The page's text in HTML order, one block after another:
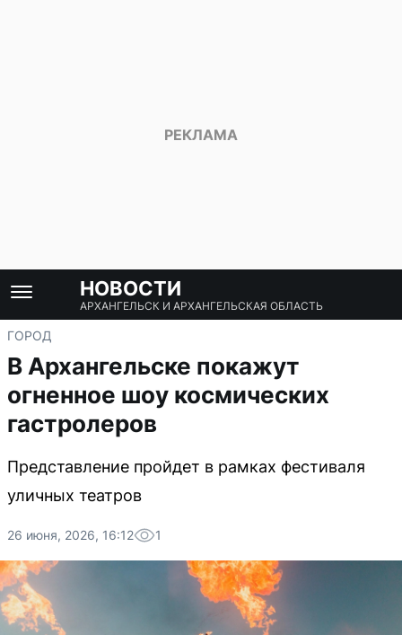
НОВОСТИ
АРХАНГЕЛЬСК И АРХАНГЕЛЬСКАЯ ОБЛАСТЬ
ГОРОД
В Архангельске покажут
огненное шоу космических
гастролеров
Представление пройдет в рамках фестиваля
уличных театров
26 июня, 2026, 16:12 1